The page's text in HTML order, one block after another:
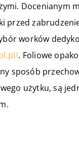
Docenianym
przed
worków
. Foliowe
sposób
użytku, są